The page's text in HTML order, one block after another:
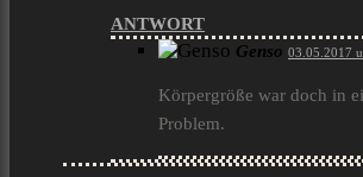
ANTWORT
Genso 03.05.2017
Körpergröße war doch in
Problem.